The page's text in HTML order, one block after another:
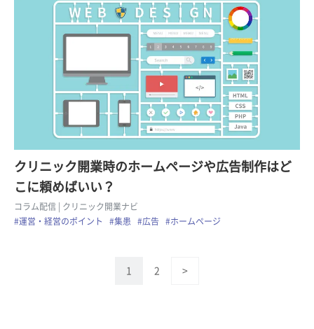
クリニック開業時のホームページや広告制作はど
こに頼めばいい？
コラム配信
| クリニック開業ナビ
#運営・経営のポイント
#集患 #広告 #ホームページ
1 2 >